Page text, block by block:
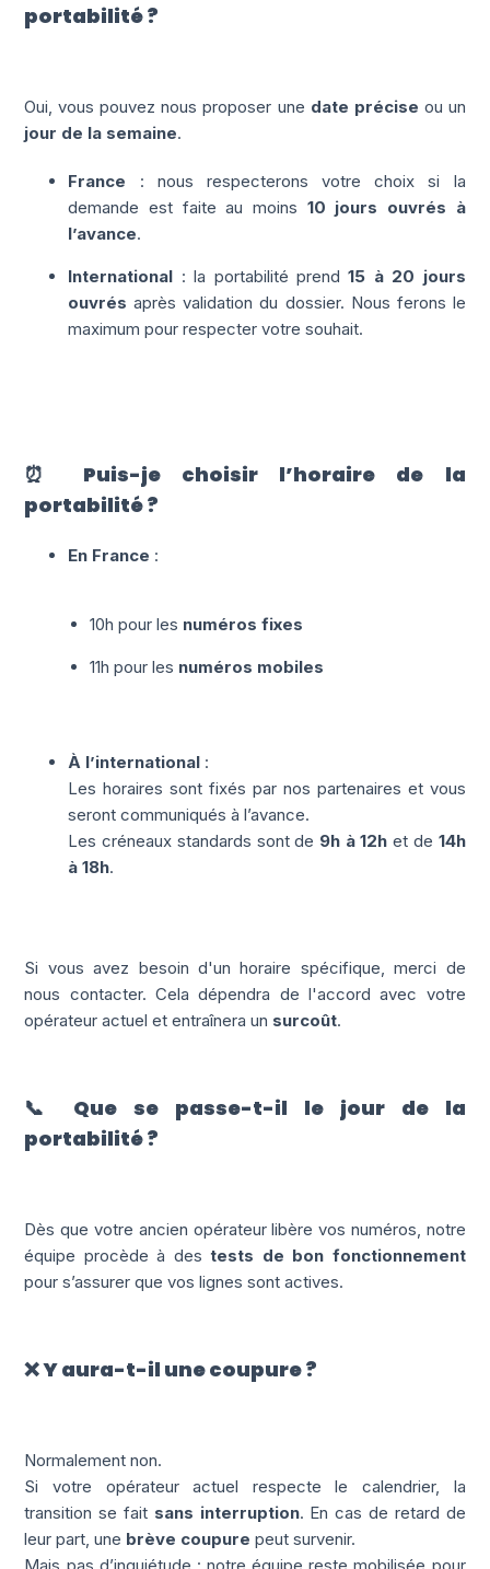
portabilité ?
Oui, vous pouvez nous proposer une date précise ou un
jour de la semaine.
France : nous respecterons votre choix si la
demande est faite au moins 10 jours ouvrés à
l’avance.
International : la portabilité prend15 à 20 jours
ouvrés après validation du dossier. Nous ferons le
maximum pour respecter votre souhait.
⏰ Puis-je choisir l’horaire de la
portabilité ?
En France :
10h pour les numéros fixes
11h pour les numéros mobiles
À l’international :
Les horaires sont fixés par nos partenaires et vous
seront communiqués à l’avance.
Les créneaux standards sont de 9h à 12h et de 14h
à 18h.
Si vous avez besoin d'un horaire spécifique, merci de
nous contacter. Cela dépendra de l'accord avec votre
opérateur actuel et entraînera un surcoût.
📞 Que se passe-t-il le jour de la
portabilité ?
Dès que votre ancien opérateur libère vos numéros, notre
équipe procède à destests de bon fonctionnement
pour s’assurer que vos lignes sont actives.
❌ Y aura-t-il une coupure ?
Normalement non.
Si votre opérateur actuel respecte le calendrier, la
transition se fait sans interruption. En cas de retard de
leur part, une brève coupure peut survenir.